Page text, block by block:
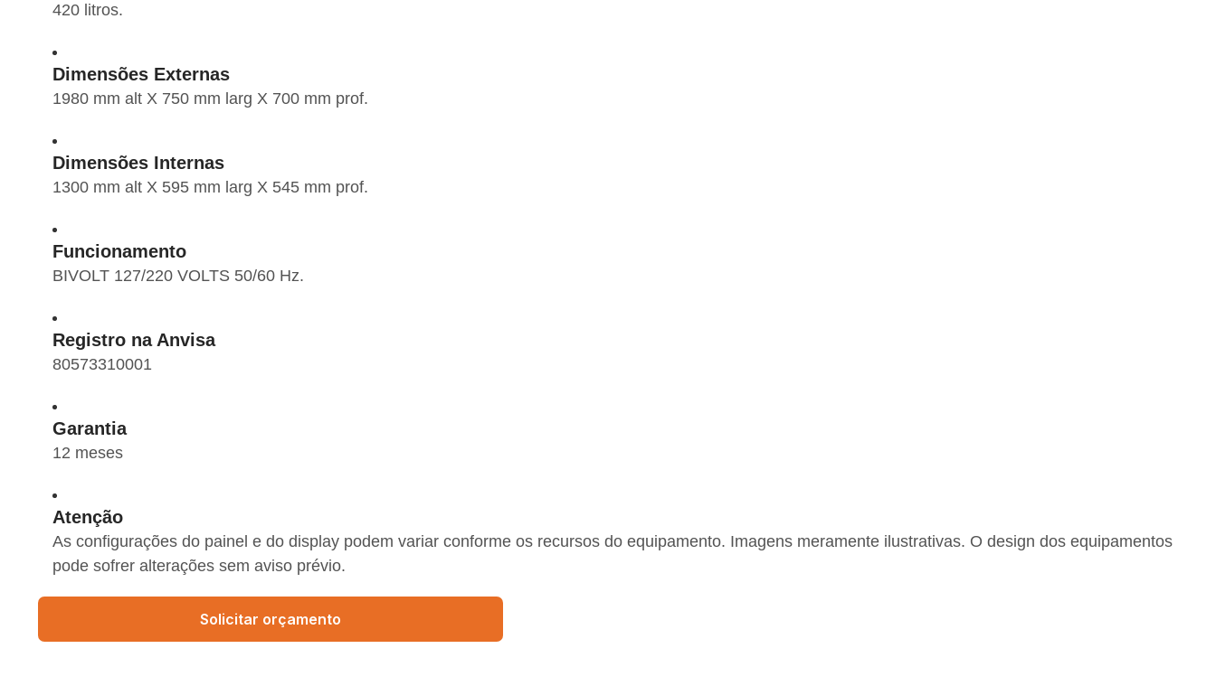
420 litros.
Dimensões Externas
1980 mm alt X 750 mm larg X 700 mm prof.
Dimensões Internas
1300 mm alt X 595 mm larg X 545 mm prof.
Funcionamento
BIVOLT 127/220 VOLTS 50/60 Hz.
Registro na Anvisa
80573310001
Garantia
12 meses
Atenção
As configurações do painel e do display podem variar conforme os recursos do equipamento. Imagens meramente ilustrativas. O design dos equipamentos
pode sofrer alterações sem aviso prévio.
Solicitar orçamento